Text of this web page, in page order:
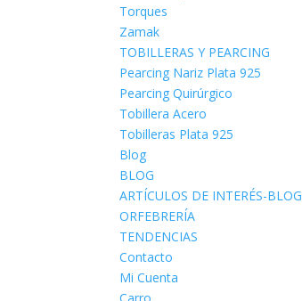
Torques
Zamak
TOBILLERAS Y PEARCING
Pearcing Nariz Plata 925
Pearcing Quirúrgico
Tobillera Acero
Tobilleras Plata 925
Blog
BLOG
ARTÍCULOS DE INTERÉS-BLOG
ORFEBRERÍA
TENDENCIAS
Contacto
Mi Cuenta